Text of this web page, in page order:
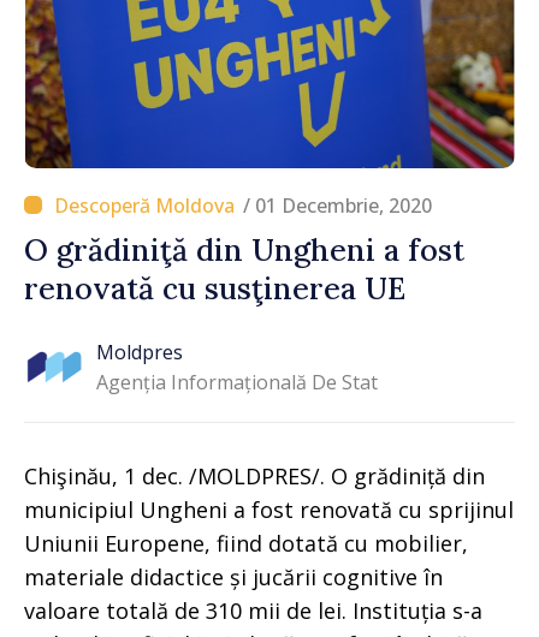
/ 01 Decembrie, 2020
O grădiniţă din Ungheni a fost
renovată cu susţinerea UE
Moldpres
Agenția Informațională De Stat
Chişinău, 1 dec. /MOLDPRES/. O grădiniță din
municipiul Ungheni a fost renovată cu sprijinul
Uniunii Europene, fiind dotată cu mobilier,
materiale didactice și jucării cognitive în
valoare totală de 310 mii de lei. Instituția s-a